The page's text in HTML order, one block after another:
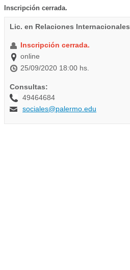
Inscripción cerrada.
Lic. en Relaciones Internacionales
Inscripción cerrada.
online
25/09/2020 18:00 hs.
Consultas:
49464684
sociales@palermo.edu